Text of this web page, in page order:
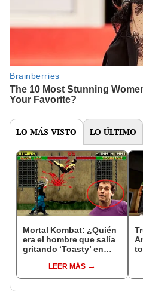
LO MÁS VISTO LO ÚLTIMO
Mortal Kombat: ¿Quién
era el hombre que salía
gritando ‘Toasty’ en
LEER MÁS